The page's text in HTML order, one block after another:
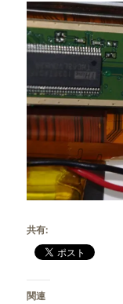
共有:
関連